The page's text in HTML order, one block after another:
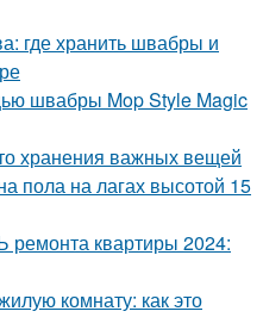
где хранить швабры и
швабры Mop Style Magic
хранения важных вещей
пола на лагах высотой 15
квартиры 2024:
комнату: как это